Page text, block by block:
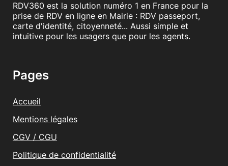
RDV360 est la solution numéro 1 en France pour la
prise de RDV en ligne en Mairie : RDV passeport,
carte d'identité, citoyenneté... Aussi simple et
intuitive pour les usagers que pour les agents.
Pages
Accueil
Mentions légales
CGV / CGU
Politique de confidentialité